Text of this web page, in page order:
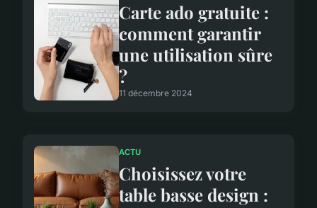
Carte ado gratuite :
comment garantir
une utilisation sûre
?
11 décembre 2024
ACTU
Choisissez votre
table basse design :